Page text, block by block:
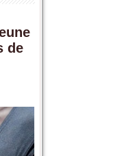
de